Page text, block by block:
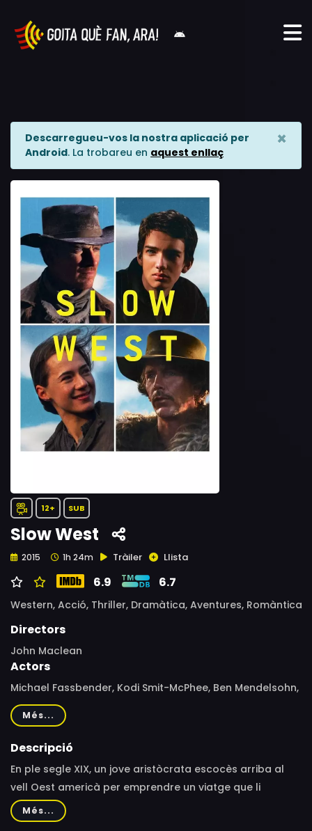
Descarregueu-vos la nostra aplicació per
Android. La trobareu en aquest enllaç
×
12+ SUB
Slow West
2015 1h 24m Tràiler Llista
6.9 6.7
Western, Acció, Thriller, Dramàtica, Aventures, Romàntica
Directors
John Maclean
Actors
Michael Fassbender, Kodi Smit-McPhee, Ben Mendelsohn,
Caren Pistorius, Rory McCann, Eddie Campbell, Brooke
Williams, Alex Macqueen, Kalani Queypo, Madeleine Sami,
Tawanda Manyimo, David T. Lim, Jeffrey Thomas, Hayden
Blackburn, Karl Willetts, Stuart Martin, Stuart Bowman,
Andy McPhee, Andrew Robertt, Aaron McGregor, Kieran
Charnock
Més...
Descripció
En ple segle XIX, un jove aristòcrata escocès arriba al
vell Oest americà per emprendre un viatge que li
permeti reunir-se amb la dona que estima. En el camí es
creua amb un misteriós i trampós malfactor que
Més...